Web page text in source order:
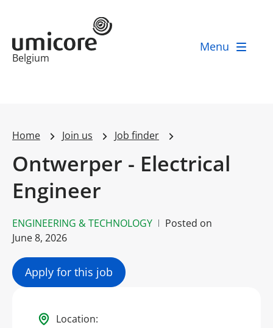
Business unit / dept.:
Belgium
Menu
Home Join us Job finder
Ontwerper - Electrical
Engineer
ENGINEERING & TECHNOLOGY
Posted on
June 8, 2026
Apply for this job
Location: